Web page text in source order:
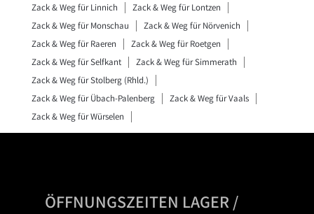
Zack & Weg für Linnich
Zack & Weg für Lontzen
Zack & Weg für Monschau
Zack & Weg für Nörvenich
Zack & Weg für Raeren
Zack & Weg für Roetgen
Zack & Weg für Selfkant
Zack & Weg für Simmerath
Zack & Weg für Stolberg (Rhld.)
Zack & Weg für Übach-Palenberg
Zack & Weg für Vaals
Zack & Weg für Würselen
ÖFFNUNGSZEITEN LAGER /